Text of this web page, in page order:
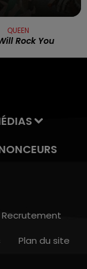
QUEEN
Rock You
Recrutement
Plan du site